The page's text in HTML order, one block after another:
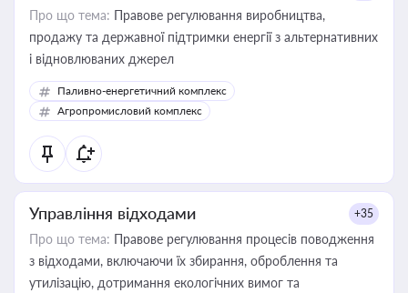
Про що тема: Правове регулювання виробництва,
продажу та державної підтримки енергії з альтернативних
і відновлюваних джерел
Паливно-енергетичний комплекс
Агропромисловий комплекс
Управління відходами +35
Про що тема: Правове регулювання процесів поводження
з відходами, включаючи їх збирання, оброблення та
утилізацію, дотримання екологічних вимог та